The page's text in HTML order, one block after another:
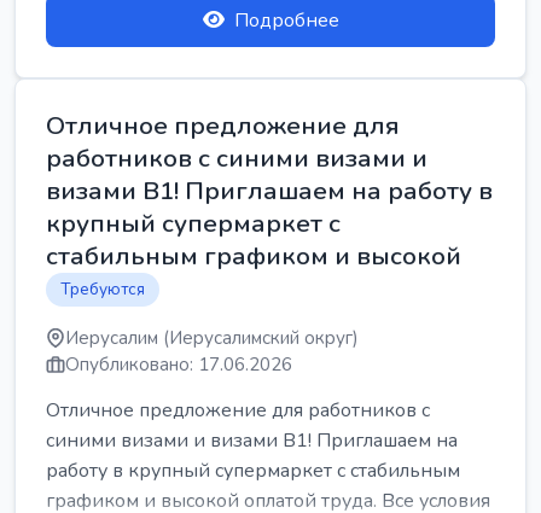
Подробнее
Отличное предложение для
работников с синими визами и
визами B1! Приглашаем на работу в
крупный супермаркет с
стабильным графиком и высокой
Требуются
Иерусалим (Иерусалимский округ)
Опубликовано: 17.06.2026
Отличное предложение для работников с
синими визами и визами B1! Приглашаем на
работу в крупный супермаркет с стабильным
графиком и высокой оплатой труда. Все условия